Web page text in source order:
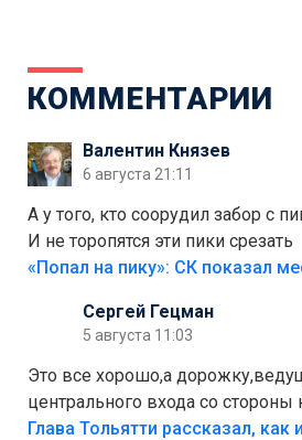
КОММЕНТАРИИ
Валентин Князев
6 августа 21:11
А у того, кто соорудил забор с
И не торопятся эти пики срезать
Сергей Гецман
5 августа 11:03
Это все хорошо,а
центрального входа со
аттракционам слабо